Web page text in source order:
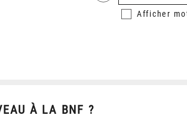
Afficher
À LA BNF ?